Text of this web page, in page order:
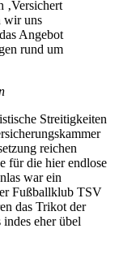
‚Versichert
wir uns
Angebot
rund um
Streitigkeiten
reichen
für die hier endlose
war ein
Fußballklub TSV
das Trikot der
eher übel